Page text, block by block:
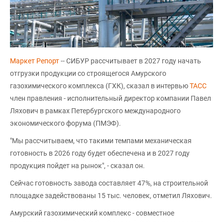
Маркет Репорт-- СИБУР рассчитывает в 2027 году начать
отгрузки продукции со строящегося Амурского
газохимического комплекса (ГХК), сказал в интервьюТАСС
член правления - исполнительный директор компании Павел
Ляхович в рамках Петербургского международного
экономического форума (ПМЭФ).
"Мы рассчитываем, что такими темпами механическая
готовность в 2026 году будет обеспечена и в 2027 году
продукция пойдет на рынок", - сказал он.
Сейчас готовность завода составляет 47%, на строительной
площадке задействованы 15 тыс. человек, отметил Ляхович.
Амурский газохимический комплекс - совместное